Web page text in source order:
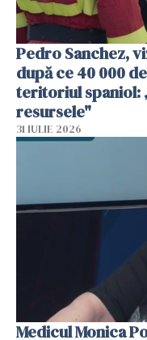
Pedro Sanchez,
după ce 40 000
teritoriul spaniol:
resursele"
31 IULIE 2026
Medicul Monica